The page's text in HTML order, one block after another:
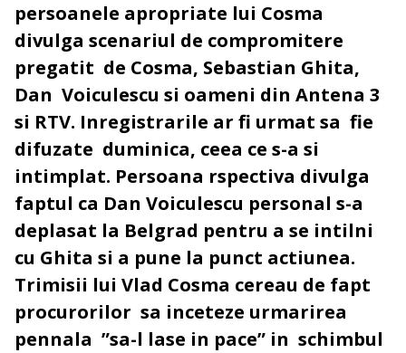
persoanele apropriate lui Cosma
divulga scenariul de compromitere
pregatit de Cosma, Sebastian Ghita,
Dan Voiculescu si oameni din Antena 3
si RTV. Inregistrarile ar fi urmat sa fie
difuzate duminica, ceea ce s-a si
intimplat. Persoana rspectiva divulga
faptul ca Dan Voiculescu personal s-a
deplasat la Belgrad pentru a se intilni
cu Ghita si a pune la punct actiunea.
Trimisii lui Vlad Cosma cereau de fapt
procurorilor sa inceteze urmarirea
pennala ”sa-l lase in pace” in schimbul